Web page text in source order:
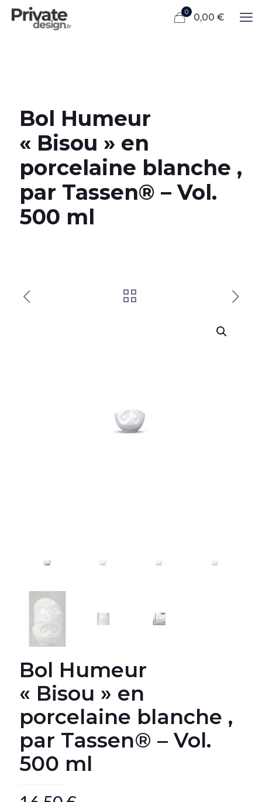
0 0,00 €
Bol Humeur
« Bisou » en
porcelaine blanche ,
par Tassen® – Vol.
500 ml
Bol Humeur
« Bisou » en
porcelaine blanche ,
par Tassen® – Vol.
500 ml